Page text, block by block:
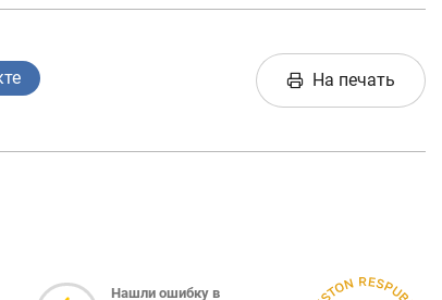
На печать
Нашли ошибку в